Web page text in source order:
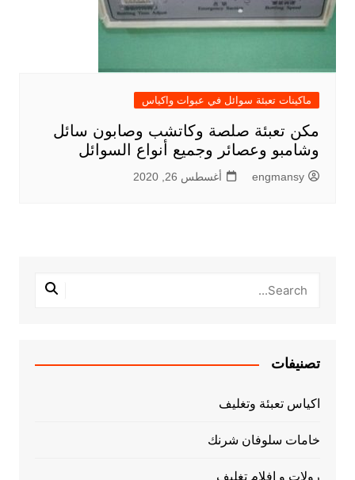
ماكينات تعبئة سوائل في عبوات واكياس
مكن تعبئة صلصة وكاتشب وصابون سائل
وشامبو وعصائر وجميع أنواع السوائل
engmansy أغسطس 26, 2020
تصنيفات
اكياس تعبئة وتغليف
خامات سلوفان شرنك
رولات و افلام تغليف